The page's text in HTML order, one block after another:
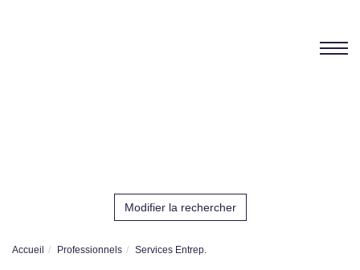
Modifier la rechercher
Accueil Professionnels Services Entrep.